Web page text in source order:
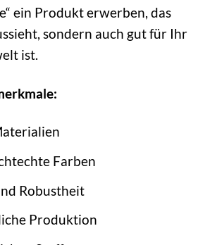
ein Produkt erwerben, das
sondern auch gut für Ihr
ist.
Farben
Robustheit
Produktion